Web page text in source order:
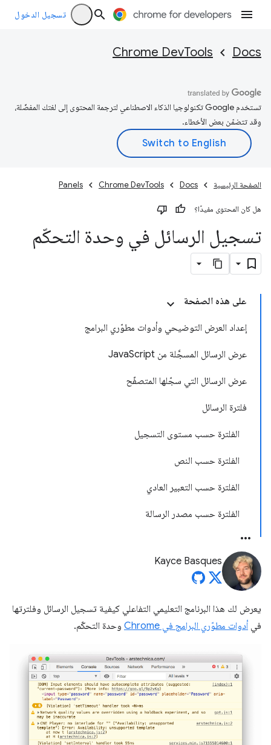
تسجيل الدخول
Docs
Chrome DevTools
تستخدم Google تكنولوجيا الذكاء الاصطناعي لترجمة المحتوى إلى لغتك المفضّلة،
وقد تتضمّن بعض الأخطاء.
الصفحة الرئيسية Docs
Chrome DevTools
Panels
هل كان المحتوى مفيدًا؟
تسجيل الرسائل في وحدة التحكّم
على هذه الصفحة
إعداد العرض التوضيحي وأدوات مطوّري البرامج
عرض الرسائل المسجَّلة من JavaScript
عرض الرسائل التي سجّلها المتصفّح
فلترة الرسائل
الفلترة حسب مستوى التسجيل
الفلترة حسب النص
الفلترة حسب التعبير العادي
الفلترة حسب مصدر الرسالة
Kayce Basques
يعرض لك هذا البرنامج التعليمي التفاعلي كيفية تسجيل الرسائل وفلترتها
في أدوات مطوّري البرامج في Chrome وحدة التحكّم.